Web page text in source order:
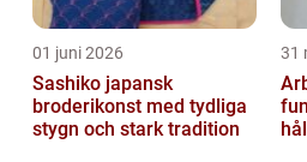
01 juni 2026
Sashiko japansk
broderikonst med tydliga
stygn och stark tradition
31